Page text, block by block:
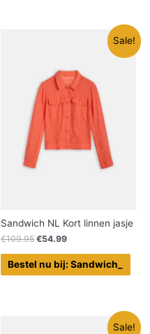
Sale!
Sandwich NL Kort linnen jasje
€109.95 €54.99
Bestel nu bij: Sandwich_
Sale!